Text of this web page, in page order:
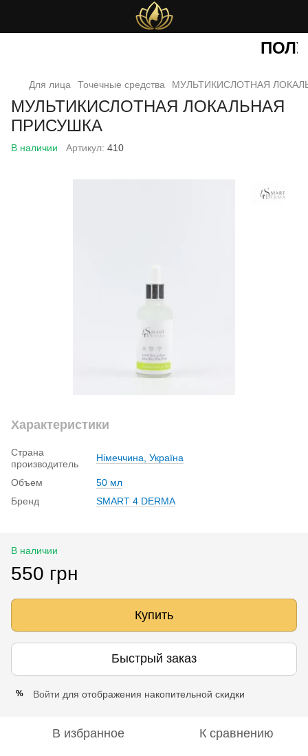
Для лица Точечные средства МУЛЬТИКИСЛОТНАЯ
МУЛЬТИКИСЛОТНАЯ ЛОКАЛЬНАЯ
ПРИСУШКА
В наличии Артикул: 410
Характеристики
Страна
производитель
Німеччина, Україна
Объем
50 мл
Бренд
SMART 4 DERMA
В наличии
550 грн
Купить
Быстрый заказ
% Войти для отображения накопительной скидки
В избранное К сравнению